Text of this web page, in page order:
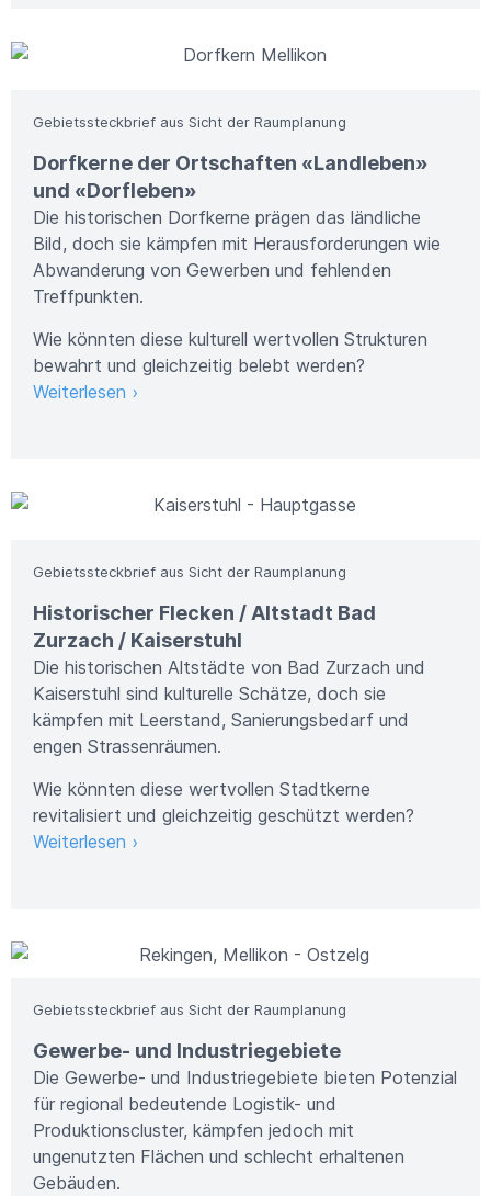
Gebietssteckbrief aus Sicht der Raumplanung
Dorfkerne der Ortschaften «Landleben»
und «Dorfleben»
Die historischen Dorfkerne prägen das ländliche
Bild, doch sie kämpfen mit Herausforderungen wie
Abwanderung von Gewerben und fehlenden
Treffpunkten.
Wie könnten diese kulturell wertvollen Strukturen
bewahrt und gleichzeitig belebt werden?
Weiterlesen ›
Gebietssteckbrief aus Sicht der Raumplanung
Historischer Flecken / Altstadt Bad
Zurzach / Kaiserstuhl
Die historischen Altstädte von Bad Zurzach und
Kaiserstuhl sind kulturelle Schätze, doch sie
kämpfen mit Leerstand, Sanierungsbedarf und
engen Strassenräumen.
Wie könnten diese wertvollen Stadtkerne
revitalisiert und gleichzeitig geschützt werden?
Weiterlesen ›
Gebietssteckbrief aus Sicht der Raumplanung
Gewerbe- und Industriegebiete
Die Gewerbe- und Industriegebiete bieten Potenzial
für regional bedeutende Logistik- und
Produktionscluster, kämpfen jedoch mit
ungenutzten Flächen und schlecht erhaltenen
Gebäuden.